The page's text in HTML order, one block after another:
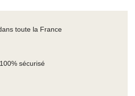
toute la France
sécurisé